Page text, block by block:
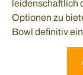
leidenschaftlich
Optionen zu
Bowl definitiv